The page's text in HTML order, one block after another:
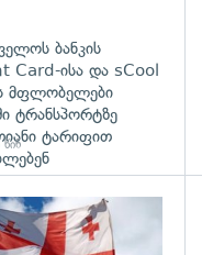
ბანკის
Card-ისა და sCool
მფლობელები
ტრანსპორტზე
ტარიფით